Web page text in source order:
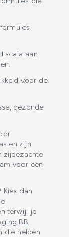
scala aan
voor de
gezonde
en zijn
zijdezachte
voor een
dan
terwijl je
BB
die helpen